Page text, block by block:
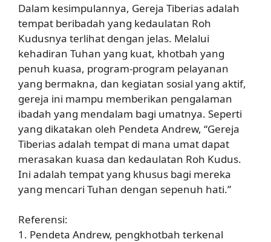
Dalam kesimpulannya, Gereja Tiberias adalah
tempat beribadah yang kedaulatan Roh
Kudusnya terlihat dengan jelas. Melalui
kehadiran Tuhan yang kuat, khotbah yang
penuh kuasa, program-program pelayanan
yang bermakna, dan kegiatan sosial yang aktif,
gereja ini mampu memberikan pengalaman
ibadah yang mendalam bagi umatnya. Seperti
yang dikatakan oleh Pendeta Andrew, “Gereja
Tiberias adalah tempat di mana umat dapat
merasakan kuasa dan kedaulatan Roh Kudus.
Ini adalah tempat yang khusus bagi mereka
yang mencari Tuhan dengan sepenuh hati.”
Referensi:
1. Pendeta Andrew, pengkhotbah terkenal